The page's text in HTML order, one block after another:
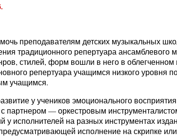
преподавателям детских музыкальных
традиционного репертуара ансамблевого
стилей, форм вошли в него в облегченном
репертуара учащимся низкого уровня
учащимся.
у учеников эмоционального
с партнером — оркестровым
исполнителей на разных инструментах
исполнение на скрипке